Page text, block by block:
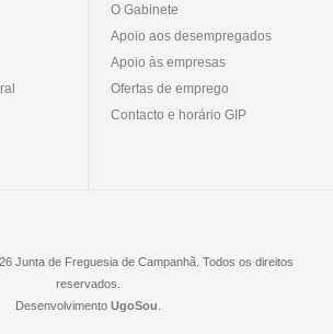
O Gabinete
Apoio aos desempregados
Apoio às empresas
Ofertas de emprego
Contacto e horário GIP
Junta de Freguesia de Campanhã. Todos os direitos
reservados.
Desenvolvimento UgoSou